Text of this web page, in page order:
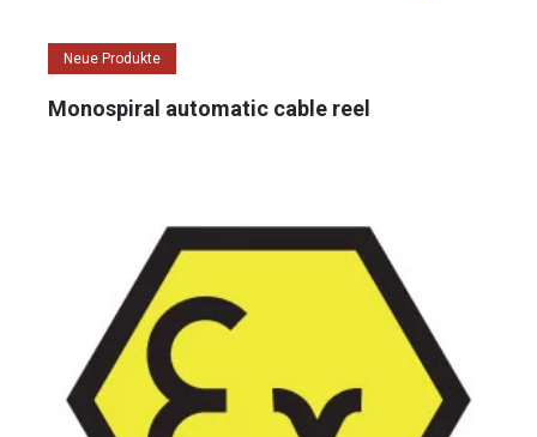
Neue Produkte
Monospiral automatic cable reel